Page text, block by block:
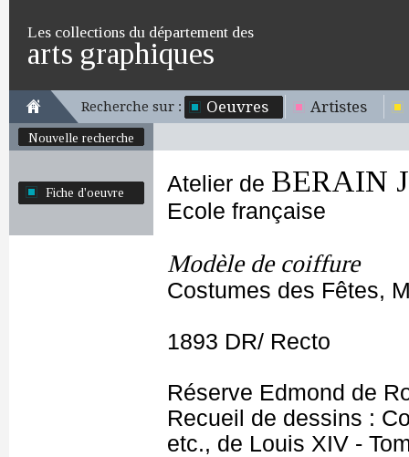
Les collections du département des
arts graphiques
Recherche sur : Oeuvres Artistes
Nouvelle recherche
Fiche d'oeuvre Atelier de BERAIN
Ecole française
Modèle de coiffure
Costumes des Fêtes,
1893 DR/ Recto
Réserve Edmond de
Recueil de dessins :
etc., de Louis XIV -